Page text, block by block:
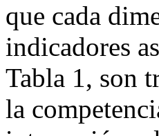
que cada
indicadores
Tabla 1, son
la